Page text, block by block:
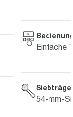
Einfache
54-mm-